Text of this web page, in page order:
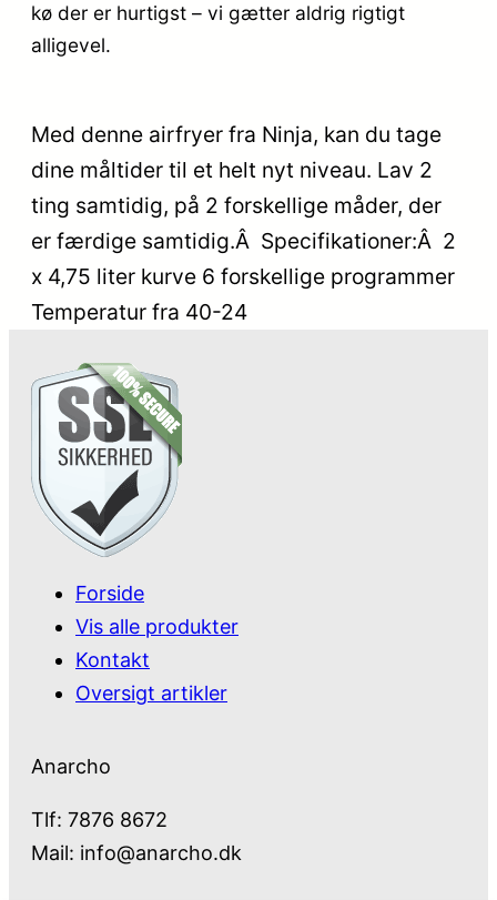
kø der er hurtigst – vi gætter aldrig rigtigt
alligevel.
Med denne airfryer fra Ninja, kan du tage
dine måltider til et helt nyt niveau. Lav 2
ting samtidig, på 2 forskellige måder, der
er færdige samtidig.Â Specifikationer:Â 2
x 4,75 liter kurve 6 forskellige programmer
Temperatur fra 40-24
Forside
Vis alle produkter
Kontakt
Oversigt artikler
Anarcho
Tlf: 7876 8672
Mail: info@anarcho.dk